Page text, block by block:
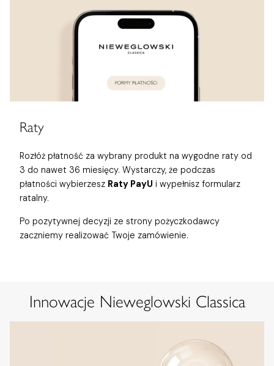
Raty
Rozłóż płatność za wybrany produkt na wygodne raty od
3 do nawet 36 miesięcy. Wystarczy, że podczas
płatności wybierzesz Raty PayU i wypełnisz formularz
ratalny.
Po pozytywnej decyzji ze strony pożyczkodawcy
zaczniemy realizować Twoje zamówienie.
Innowacje Nieweglowski Classica